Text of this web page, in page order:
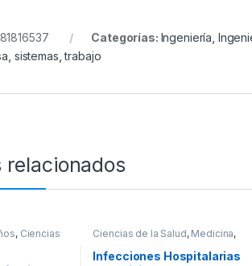
Categorías: Ingeniería
sistemas ,trabajo
relacionados
, Ciencias
y
Ciencias de la Salud, Medicina,
Infecciones Hospitalarias